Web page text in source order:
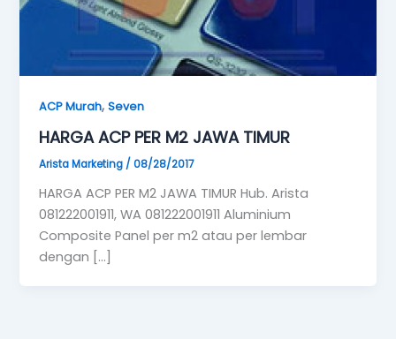
ACP Murah,Seven
HARGA ACP PER M2 JAWA TIMUR
Arista Marketing /08/28/2017
HARGA ACP PER M2 JAWA TIMUR Hub. Arista
081222001911, WA 081222001911 Aluminium
Composite Panel per m2 atau per lembar
dengan […]